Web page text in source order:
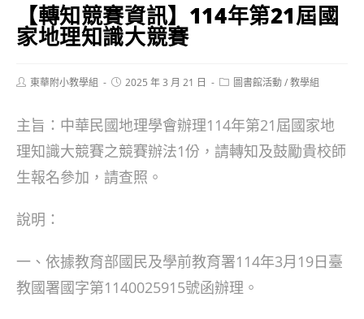
【轉知競賽資訊】114年第21屆國
家地理知識大競賽
Post東華附小教學組
Post2025 年 3 月 21 日
Post圖書館活動/教學組
主旨：中華民國地理學會辦理114年第21屆國家地
理知識大競賽之競賽辦法1份，請轉知及鼓勵貴校師
生報名參加，請查照。
說明：
一、依據教育部國民及學前教育署114年3月19日臺
教國署國字第1140025915號函辦理。